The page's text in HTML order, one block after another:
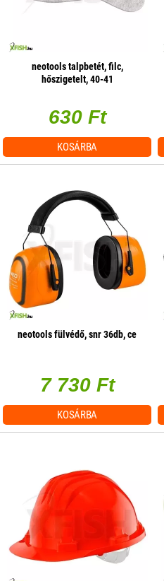
neotools talpbetét, filc,
hőszigetelt, 40-41
630 Ft
KOSÁRBA
neotools fülvédő, snr 36db, ce
7 730 Ft
KOSÁRBA